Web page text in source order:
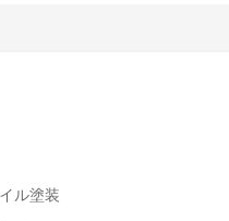
ル塗装